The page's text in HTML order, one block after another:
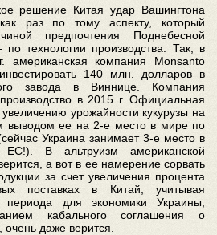
решение Китая удар Вашингтона
раз по тому аспекту, который
предпочтения Поднебесной
по технологии производства. Так, в
американская компания Monsanto
140 млн. долларов в
завода в Виннице. Компания
в 2015 г. Официальная
урожайности кукурузы на
выводом ее на 2-е место в мире по
Украина занимает 3-е место в
В альтруизм американской
а вот в ее намерение сорвать
за счет увеличения процента
поставках в Китай, учитывая
периода для экономики Украины,
кабального соглашения о
даже верится.